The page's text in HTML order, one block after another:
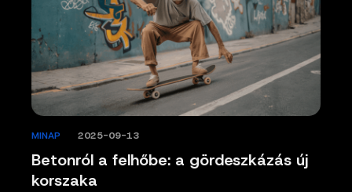
Betonról a felhőbe: a gördeszkázás új
korszaka
MINAP 2025-09-13